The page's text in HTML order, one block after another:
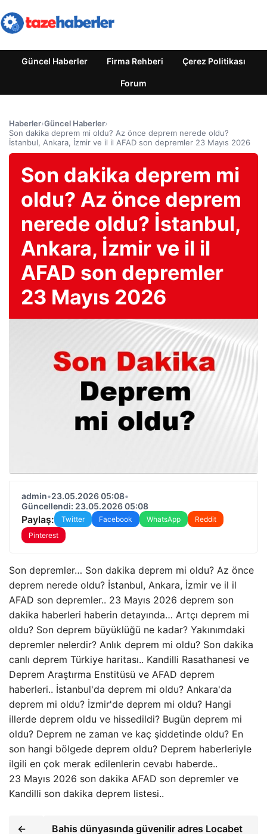
Güncel Haberler Firma Rehberi Çerez Politikası
Forum
Haberler›Güncel Haberler›
Son dakika deprem mi oldu? Az önce deprem nerede oldu?
İstanbul, Ankara, İzmir ve il il AFAD son depremler 23 Mayıs 2026
Son dakika deprem mi
oldu? Az önce deprem
nerede oldu? İstanbul,
Ankara, İzmir ve il il
AFAD son depremler
23 Mayıs 2026
admin•23.05.2026 05:08•
Güncellendi: 23.05.2026 05:08
Paylaş: Twitter Facebook WhatsApp
Reddit
Pinterest
Son depremler… Son dakika deprem mi oldu? Az önce
deprem nerede oldu? İstanbul, Ankara, İzmir ve il il
AFAD son depremler.. 23 Mayıs 2026 deprem son
dakika haberleri haberin detayında… Artçı deprem mi
oldu? Son deprem büyüklüğü ne kadar? Yakınımdaki
depremler nelerdir? Anlık deprem mi oldu? Son dakika
canlı deprem Türkiye haritası.. Kandilli Rasathanesi ve
Deprem Araştırma Enstitüsü ve AFAD deprem
haberleri.. İstanbul'da deprem mi oldu? Ankara'da
deprem mi oldu? İzmir'de deprem mi oldu? Hangi
illerde deprem oldu ve hissedildi? Bugün deprem mi
oldu? Deprem ne zaman ve kaç şiddetinde oldu? En
son hangi bölgede deprem oldu? Deprem haberleriyle
ilgili en çok merak edilenlerin cevabı haberde..
23 Mayıs 2026 son dakika AFAD son depremler ve
Kandilli son dakika deprem listesi..
←
Bahis dünyasında güvenilir adres Locabet